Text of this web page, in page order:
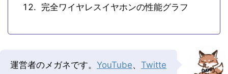
完全ワイヤレスイヤホンの性能グラフ
運営者のメガネです。 YouTube、 Twitte